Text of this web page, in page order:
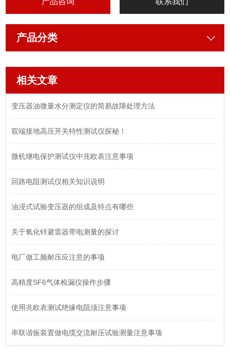
产品分类
相关文章
变压器油微量水分测定仪的简易故障处理方法
双端接地高压开关特性测试仪探秘！
微机继电保护测试仪中兆欧表注意事项
回路电阻测试仪相关知识说明
油浸式试验变压器的组成及特点有哪些
关于氧化锌避雷器带电测量的探讨
电厂做工频耐压应注意的事项
高精度SF6气体检漏仪操作步骤
使用兆欧表测试绝缘电阻须注意事项
串联谐振装置做电缆交流耐压试验测量注意事项